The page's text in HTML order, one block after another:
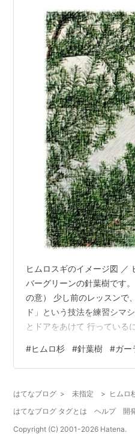
ヒムロスギのイメージ図 ／
バーグリーンの針葉樹です
の意） 少し前のレッスンで
ド」という技法を練習シマ
とドアをあけて 行っている
た。 お天気が良い日だと 日
感じません。 思っているよ
あよく分かりませんが、 （
す） 天気予報によると 自分
は少し気温が上がる…
#ヒムロ杉 #針葉樹 #ガー
はてなブログ > 未指定 > ヒムロ
はてなブログ タグとは
ヘルプ 開
Copyright (C) 2001-2026 Hatena.